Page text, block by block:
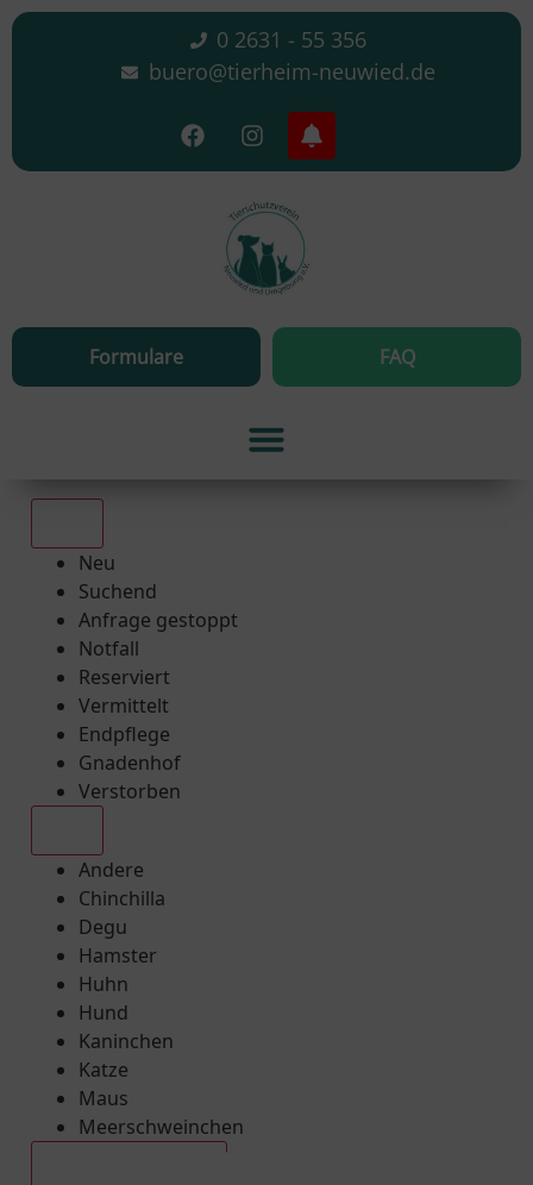
0 2631 - 55 356
buero@tierheim-neuwied.de
Formulare FAQ
Neu
Suchend
Anfrage gestoppt
Notfall
Reserviert
Vermittelt
Endpflege
Gnadenhof
Verstorben
Andere
Chinchilla
Degu
Hamster
Huhn
Hund
Kaninchen
Katze
Maus
Meerschweinchen